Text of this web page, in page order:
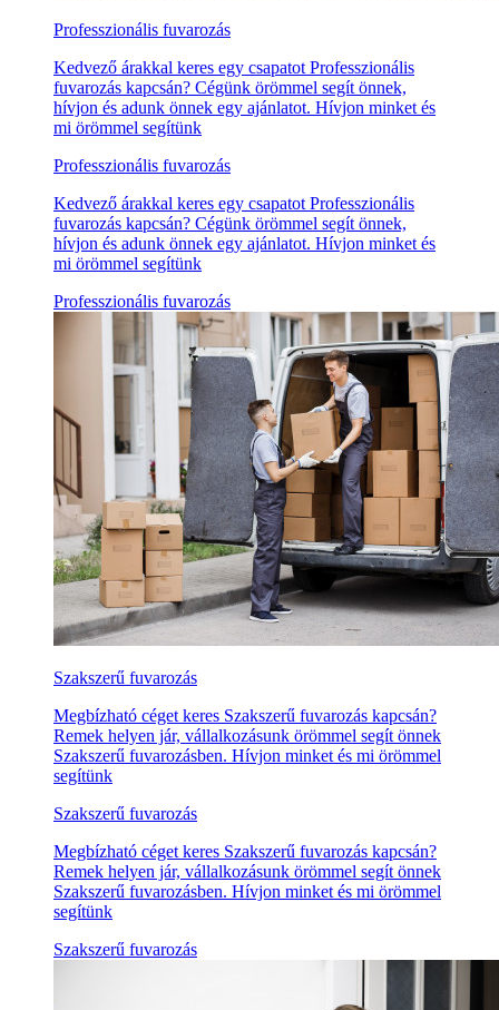
Professzionális fuvarozás
Kedvező árakkal keres egy csapatot Professzionális
fuvarozás kapcsán? Cégünk örömmel segít önnek,
hívjon és adunk önnek egy ajánlatot. Hívjon minket és
mi örömmel segítünk
Professzionális fuvarozás
Kedvező árakkal keres egy csapatot Professzionális
fuvarozás kapcsán? Cégünk örömmel segít önnek,
hívjon és adunk önnek egy ajánlatot. Hívjon minket és
mi örömmel segítünk
Professzionális fuvarozás
Szakszerű fuvarozás
Megbízható céget keres Szakszerű fuvarozás kapcsán?
Remek helyen jár, vállalkozásunk örömmel segít önnek
Szakszerű fuvarozásben. Hívjon minket és mi örömmel
segítünk
Szakszerű fuvarozás
Megbízható céget keres Szakszerű fuvarozás kapcsán?
Remek helyen jár, vállalkozásunk örömmel segít önnek
Szakszerű fuvarozásben. Hívjon minket és mi örömmel
segítünk
Szakszerű fuvarozás